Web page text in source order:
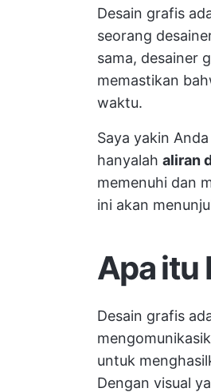
Desain grafis
seorang
sama, desainer
memastikan
waktu.
Saya yakin
hanyalah aliran
memenuhi dan
ini akan
Apa itu
Desain grafis
untuk
Dengan visual